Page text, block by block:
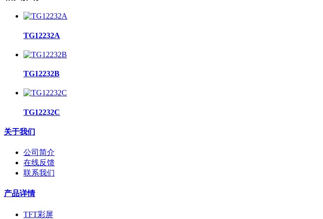
TG12232A
TG12232B
TG12232C
关于我们
公司简介
在线反馈
联系我们
产品详情
TFT彩屏